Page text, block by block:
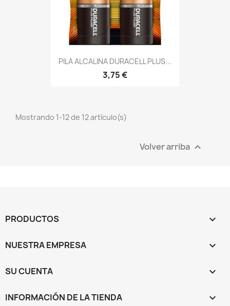
PILA ALCALINA DURACELL PLUS...
3,75 €
Mostrando 1-12 de 12 artículo(s)
Volver arriba 
PRODUCTOS 
NUESTRA EMPRESA 
SU CUENTA 
INFORMACIÓN DE LA TIENDA keyboard_arrow_down